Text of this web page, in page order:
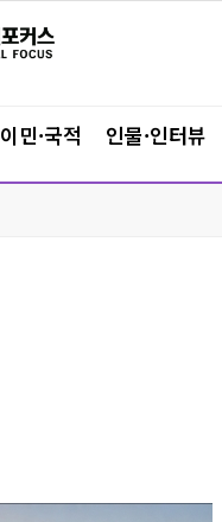
이민·국적 인물·인터뷰